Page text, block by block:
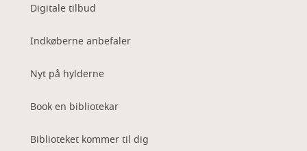
Digitale tilbud
Indkøberne anbefaler
Nyt på hylderne
Book en bibliotekar
Biblioteket kommer til dig